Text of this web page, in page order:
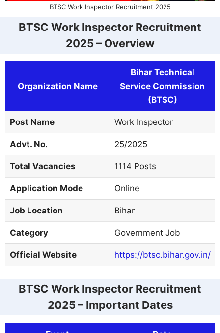
BTSC Work Inspector Recruitment 2025
BTSC Work Inspector Recruitment
2025 – Overview
Organization Name
Bihar Technical
Service Commission
(BTSC)
Post Name Work Inspector
Advt. No. 25/2025
Total Vacancies 1114 Posts
Application Mode Online
Job Location Bihar
Category Government Job
Official Website https://btsc.bihar.gov.in/
BTSC Work Inspector Recruitment
2025 – Important Dates